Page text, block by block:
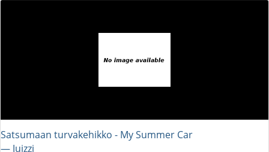
Satsumaan turvakehikko - My Summer Car
― Juizzi